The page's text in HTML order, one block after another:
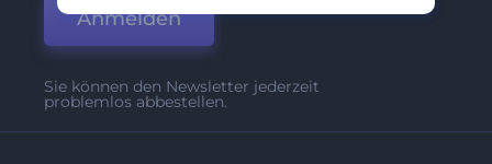
Anmelden
Sie können den Newsletter jederzeit
problemlos abbestellen.